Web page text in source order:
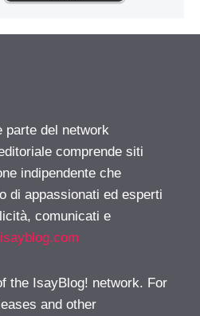
parte del network
comprende siti
indipendente che
di appassionati ed esperti
comunicati e
the IsayBlog! network. For
and other